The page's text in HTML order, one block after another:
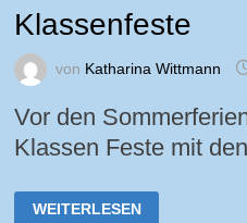
Klassenfeste
von Katharina Wittmann
Vor den
Klassen Feste mit
WEITERLESEN